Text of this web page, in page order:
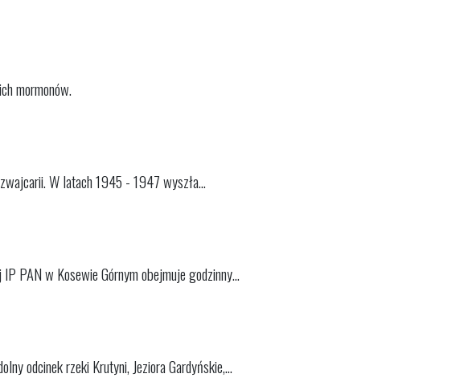
mormonów.
W latach 1945 - 1947 wyszła...
PAN w Kosewie Górnym obejmuje godzinny...
odcinek rzeki Krutyni, Jeziora Gardyńskie,...